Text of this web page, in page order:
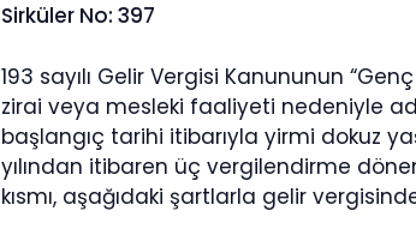
Sirküler No: 397
193 sayılı Gelir Vergisi Kanununun
zirai veya mesleki faaliyeti nedeniyle
başlangıç tarihi itibarıyla yirmi dokuz
yılından itibaren üç vergilendirme
kısmı, aşağıdaki şartlarla gelir